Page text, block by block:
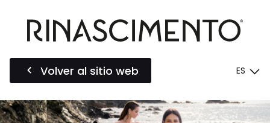
Volver al sitio web ES